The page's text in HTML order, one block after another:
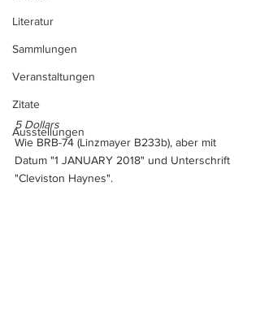
Literatur
Sammlungen
Veranstaltungen
Zitate
Ausstellungen
5 Dollars
Wie BRB-74 (Linzmayer B233b), aber mit
Datum "1 JANUARY 2018" und Unterschrift
"Cleviston Haynes".